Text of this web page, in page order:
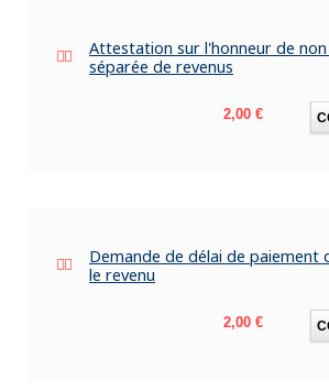
Attestation sur l'honneur de
séparée de revenus
Prix
2,00 €
Demande de délai de paiement
le revenu
Prix
2,00 €